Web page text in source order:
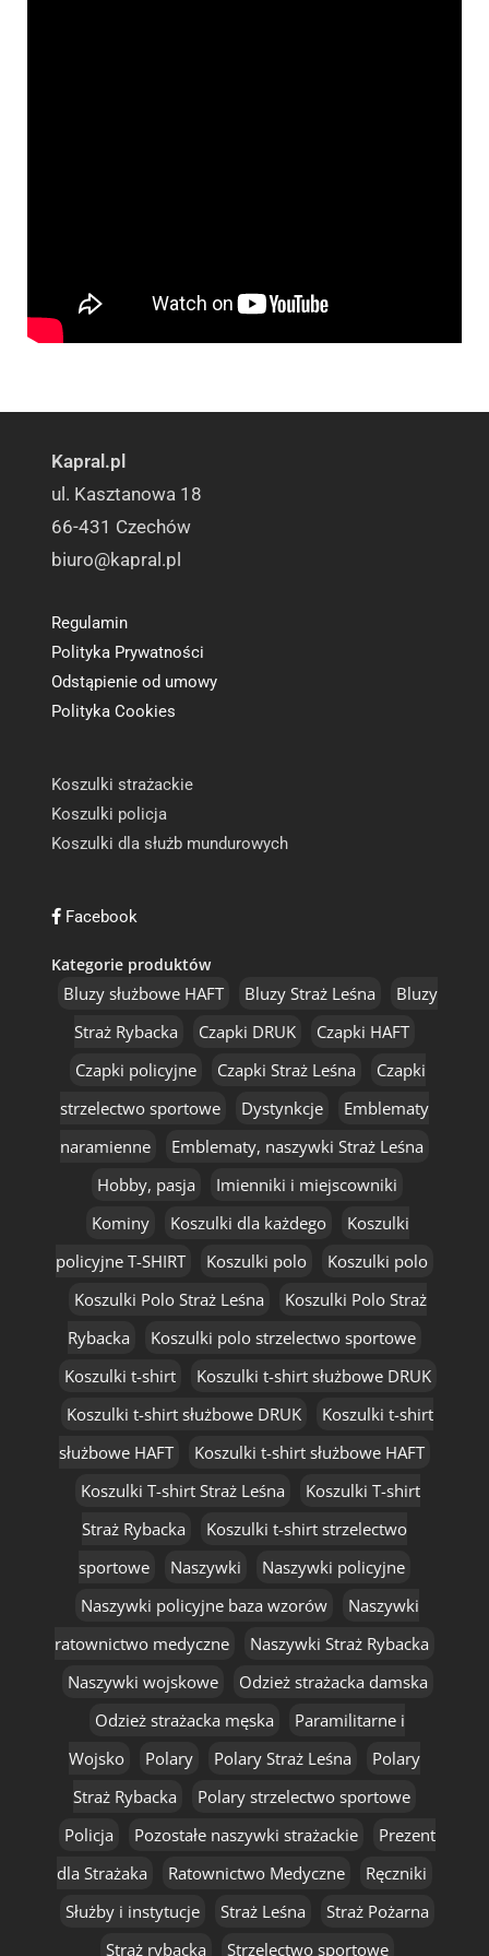
Kapral.pl
ul. Kasztanowa 18
66-431 Czechów
biuro@kapral.pl
Regulamin
Polityka Prywatności
Odstąpienie od umowy
Polityka Cookies
Koszulki strażackie
Koszulki policja
Koszulki dla służb mundurowych
Facebook
Kategorie produktów
Bluzy służbowe HAFT Bluzy Straż Leśna
Bluzy
Straż Rybacka
Czapki DRUK
Czapki HAFT
Czapki policyjne
Czapki Straż Leśna
Czapki
strzelectwo sportowe
Dystynkcje
Emblematy
naramienne
Emblematy, naszywki Straż Leśna
Hobby, pasja
Imienniki i miejscowniki
Kominy
Koszulki dla każdego
Koszulki
policyjne T-SHIRT
Koszulki polo
Koszulki polo
Koszulki Polo Straż Leśna
Koszulki Polo Straż
Rybacka
Koszulki polo strzelectwo sportowe
Koszulki t-shirt
Koszulki t-shirt służbowe DRUK
Koszulki t-shirt służbowe DRUK
Koszulki t-shirt
służbowe HAFT
Koszulki t-shirt służbowe HAFT
Koszulki T-shirt Straż Leśna
Koszulki T-shirt
Straż Rybacka
Koszulki t-shirt strzelectwo
sportowe
Naszywki
Naszywki policyjne
Naszywki policyjne baza wzorów
Naszywki
ratownictwo medyczne
Naszywki Straż Rybacka
Naszywki wojskowe
Odzież strażacka damska
Odzież strażacka męska
Paramilitarne i
Wojsko
Polary Polary Straż Leśna
Polary
Straż Rybacka
Polary strzelectwo sportowe
Policja
Pozostałe naszywki strażackie
Prezent
dla Strażaka
Ratownictwo Medyczne
Ręczniki
Służby i instytucje
Straż Leśna
Straż Pożarna
Straż rybacka
Strzelectwo sportowe